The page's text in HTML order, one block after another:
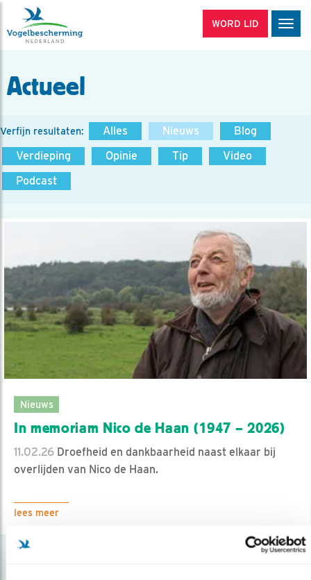
WORD LID
Actueel
Verfijn resultaten: Alles Nieuws
Blog
Verdieping
Opinie Tip
Video
Podcast
Nieuws
In memoriam Nico de Haan (1947 – 2026)
11.02.26 Droefheid en dankbaarheid naast elkaar bij
overlijden van Nico de Haan.
lees meer